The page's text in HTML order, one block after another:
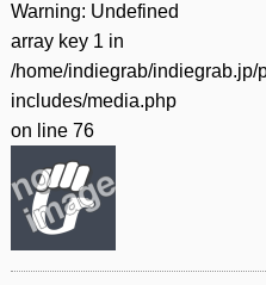
Warning: Undefined
array key 1 in
/home/indiegrab/indiegrab.jp/
includes/media.php
on line 76